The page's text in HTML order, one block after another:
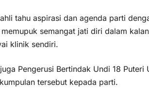
tahu aspirasi dan agenda parti
semangat jati diri dalam
klinik sendiri.
Pengerusi Bertindak Undi 18
tersebut kepada parti.